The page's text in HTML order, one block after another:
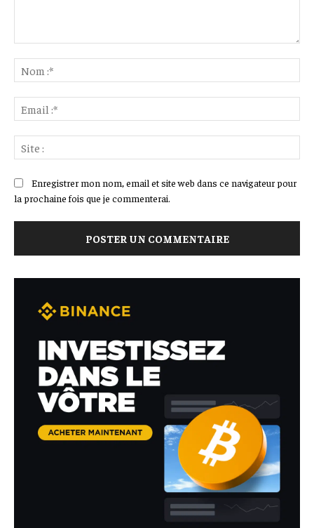
:*
:*
:
Enregistrer mon nom, email et site web dans ce navigateur pour
la prochaine fois que je commenterai.